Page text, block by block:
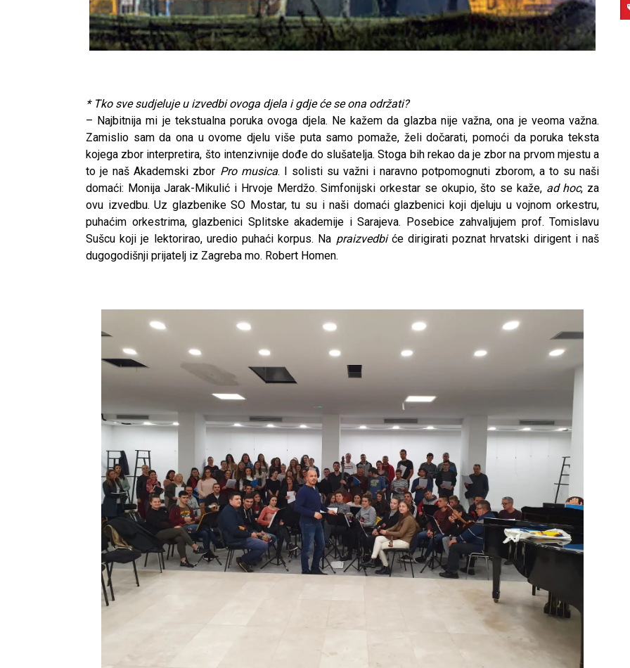
* Tko sve sudjeluje u izvedbi ovoga djela i gdje će se ona održati?
– Najbitnija mi je tekstualna poruka ovoga djela. Ne kažem da glazba nije važna, ona je veoma važna.
Zamislio sam da ona u ovome djelu više puta samo pomaže, želi dočarati, pomoći da poruka teksta
kojega zbor interpretira, što intenzivnije dođe do slušatelja. Stoga bih rekao da je zbor na prvom mjestu a
to je naš Akademski zbor Pro musica. I solisti su važni i naravno potpomognuti zborom, a to su naši
domaći: Monija Jarak-Mikulić i Hrvoje Merdžo. Simfonijski orkestar se okupio, što se kaže, ad hoc, za
ovu izvedbu. Uz glazbenike SO Mostar, tu su i naši domaći glazbenici koji djeluju u vojnom orkestru,
puhaćim orkestrima, glazbenici Splitske akademije i Sarajeva. Posebice zahvaljujem prof. Tomislavu
Sušcu koji je lektorirao, uredio puhaći korpus. Na praizvedbiće dirigirati poznat hrvatski dirigent i naš
dugogodišnji prijatelj iz Zagreba mo. Robert Homen.